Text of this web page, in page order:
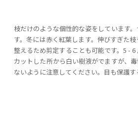
枝だけのような個性的な姿をしています
す。冬には赤く紅葉します。伸びすぎた
整えるため剪定することも可能です。5 - 6
カットした所から白い樹液がでますが、
ないように注意してください。目も保護す